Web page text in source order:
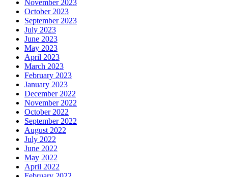
November 2023
October 2023
September 2023
July 2023
June 2023
May 2023
April 2023
March 2023
February 2023
January 2023
December 2022
November 2022
October 2022
September 2022
August 2022
July 2022
June 2022
May 2022
April 2022